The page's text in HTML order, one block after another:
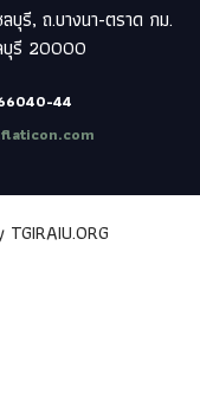
รี, ถ.บางนา-ตราด กม.
บุรี 20000
44
TGIRAIU.ORG